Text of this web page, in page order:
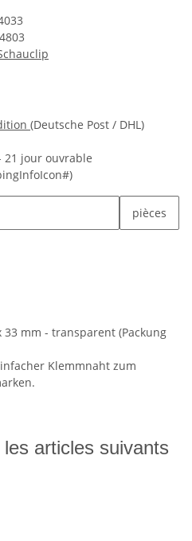
(Deutsche Post / DHL)
21 jour ouvrable
pièces
mm - transparent (Packung
Klemmnaht zum
articles suivants